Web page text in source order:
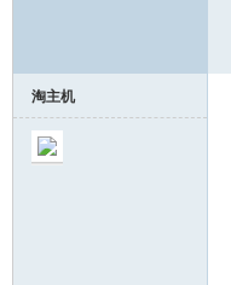
淘主机